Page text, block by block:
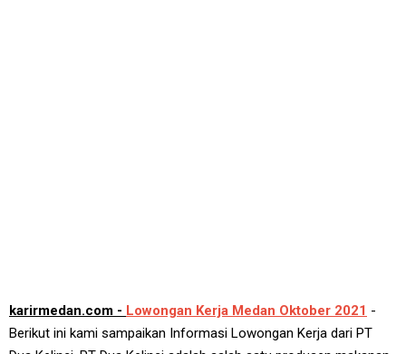
karirmedan.com - Lowongan Kerja Medan Oktober 2021 -
Berikut ini kami sampaikan Informasi Lowongan Kerja dari PT